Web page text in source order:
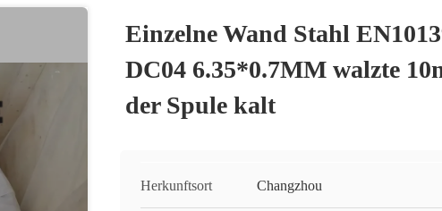
Einzelne Wand Stahl
DC04 6.35*0.7MM walzte
der Spule kalt
Herkunftsort Changzhou